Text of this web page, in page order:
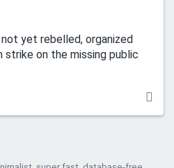
yet rebelled, organized
strike on the missing public